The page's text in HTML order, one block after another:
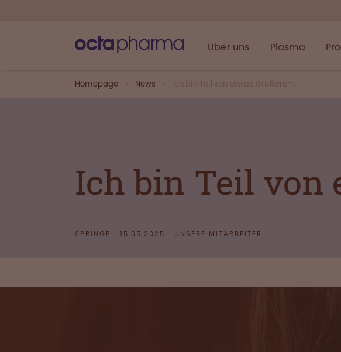
Über uns Plasma
Homepage News Ich bin Teil von etwas Größerem
Ich bin Teil von
SPRINGE 15.05.2025 UNSERE MITARBEITER